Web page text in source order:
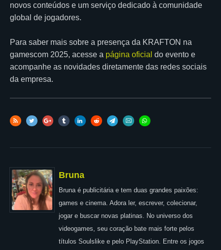
novos conteúdos e um serviço dedicado à comunidade
global de jogadores.
Para saber mais sobre a presença da KRAFTON na
gamescom 2025, acesse a página oficial do evento e
acompanhe as novidades diretamente das redes sociais
da empresa.
Bruna
Bruna é publicitária e tem duas grandes paixões:
games e cinema. Adora ler, escrever, colecionar,
jogar e buscar novas platinas. No universo dos
videogames, seu coração bate mais forte pelos
títulos Soulslike e pelo PlayStation. Entre os jogos